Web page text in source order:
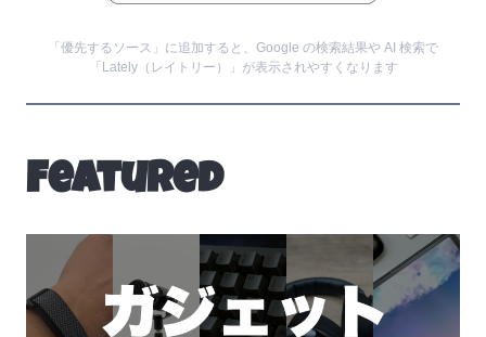
「優先するソース」に追加すると、Google の検索結果や AI 検索で
「Lately（レイトリー）」が表示されやすくなります
Featured